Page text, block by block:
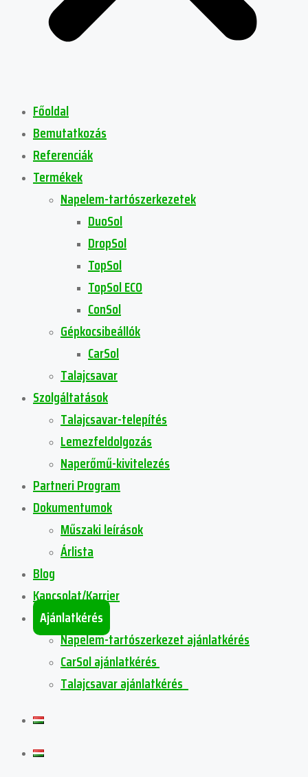
Főoldal
Bemutatkozás
Referenciák
Termékek
Napelem-tartószerkezetek
DuoSol
DropSol
TopSol
TopSol ECO
ConSol
Gépkocsibeállók
CarSol
Talajcsavar
Szolgáltatások
Talajcsavar-telepítés
Lemezfeldolgozás
Naperőmű-kivitelezés
Partneri Program
Dokumentumok
Műszaki leírások
Árlista
Blog
Kapcsolat/Karrier
Ajánlatkérés
Napelem-tartószerkezet ajánlatkérés
CarSol ajánlatkérés
Talajcsavar ajánlatkérés